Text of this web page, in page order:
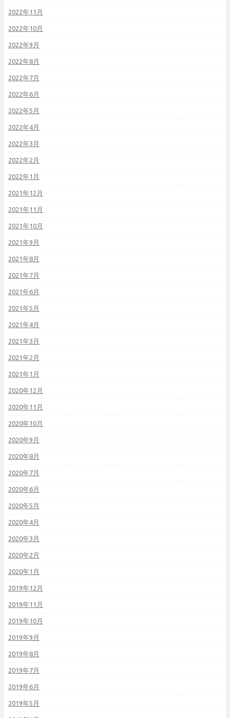
2022年11月
2022年10月
2022年9月
2022年8月
2022年7月
2022年6月
2022年5月
2022年4月
2022年3月
2022年2月
2022年1月
2021年12月
2021年11月
2021年10月
2021年9月
2021年8月
2021年7月
2021年6月
2021年5月
2021年4月
2021年3月
2021年2月
2021年1月
2020年12月
2020年11月
2020年10月
2020年9月
2020年8月
2020年7月
2020年6月
2020年5月
2020年4月
2020年3月
2020年2月
2020年1月
2019年12月
2019年11月
2019年10月
2019年9月
2019年8月
2019年7月
2019年6月
2019年5月